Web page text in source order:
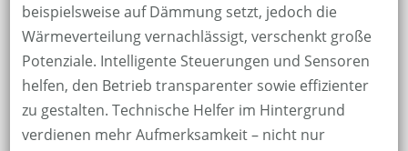
beispielsweise auf Dämmung setzt, jedoch die
Wärmeverteilung vernachlässigt, verschenkt große
Potenziale. Intelligente Steuerungen und Sensoren
helfen, den Betrieb transparenter sowie effizienter
zu gestalten. Technische Helfer im Hintergrund
verdienen mehr Aufmerksamkeit – nicht nur